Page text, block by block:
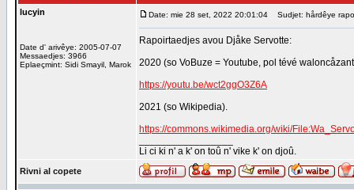
lucyin
Date d' arivêye: 2005-07-07
Messaedjes: 3966
Eplaeçmint: Sidi Smayil, Marok
Date: mie 28 set, 2022 20:01:04 Sudjet: hårdêye
Rapoirtaedjes avou Djåke Servotte:
2020 (so VoBuze = Youtube, pol tévé
https://youtu.be/wct2ggO3Z6A
2021 (so Wikipedia).
https://commons.wikimedia.org/wiki/
Li ci ki n' a k' on toû n' vike k' on djoû.
Rivni al copete